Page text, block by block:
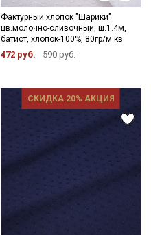
Фактурный хлопок "Шарики"
цв.молочно-сливочный, ш.1.4м,
батист, хлопок-100%, 80гр/м.кв
472 руб. 590 руб.
СКИДКА 20% АКЦИЯ